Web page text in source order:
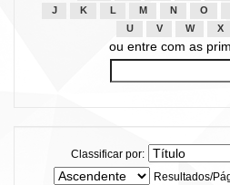
J
K L M N O
U
V W X
ou entre com as
Classificar por:
Resultados/